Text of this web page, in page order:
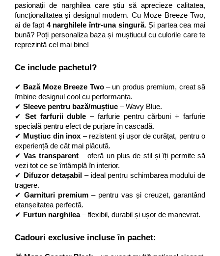
pasionații de narghilea care știu să aprecieze calitatea,
funcționalitatea și designul modern. Cu Moze Breeze Two,
ai de fapt 4 narghilele într-una singură. Și partea cea mai
bună? Poți personaliza baza și muștiucul cu culorile care te
reprezintă cel mai bine!
Ce include pachetul?
✔ Bază Moze Breeze Two – un produs premium, creat să
îmbine designul cool cu performanța.
✔ Sleeve pentru bază/muștiuc – Wavy Blue.
✔ Set farfurii duble – farfurie pentru cărbuni + farfurie
specială pentru efect de purjare în cascadă.
✔ Muștiuc din inox – rezistent și ușor de curățat, pentru o
experiență de cât mai plăcută.
✔ Vas transparent – oferă un plus de stil și îți permite să
vezi tot ce se întâmplă în interior.
✔
Difuzor detașabil – ideal pentru schimbarea modului de
tragere.
✔ Garnituri premium – pentru vas și creuzet, garantând
etanșeitatea perfectă.
✔ Furtun narghilea – flexibil, durabil și ușor de manevrat.
Cadouri exclusive incluse în pachet: